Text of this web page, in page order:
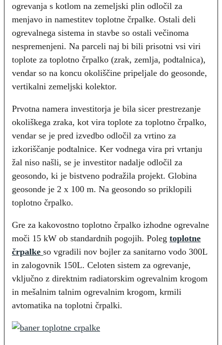
ogrevanja s kotlom na zemeljski plin odločil za
menjavo in namestitev toplotne črpalke. Ostali deli
ogrevalnega sistema in stavbe so ostali večinoma
nespremenjeni. Na parceli naj bi bili prisotni vsi viri
toplote za toplotno črpalko (zrak, zemlja, podtalnica),
vendar so na koncu okoliščine pripeljale do geosonde,
vertikalni zemeljski kolektor.
Prvotna namera investitorja je bila sicer prestrezanje
okoliškega zraka, kot vira toplote za toplotno črpalko,
vendar se je pred izvedbo odločil za vrtino za
izkoriščanje podtalnice. Ker vodnega vira pri vrtanju
žal niso našli, se je investitor nadalje odločil za
geosondo, ki je bistveno podražila projekt. Globina
geosonde je 2 x 100 m. Na geosondo so priklopili
toplotno črpalko.
Gre za kakovostno toplotno črpalko izhodne ogrevalne
moči 15 kW ob standardnih pogojih. Poleg toplotne
črpalke so vgradili nov bojler za sanitarno vodo 300L
in zalogovnik 150L. Celoten sistem za ogrevanje,
vključno z direktnim radiatorskim ogrevalnim krogom
in mešalnim talnim ogrevalnim krogom, krmili
avtomatika na toplotni črpalki.